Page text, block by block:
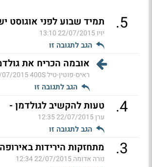
5
. תמיד שבוע לפני אוגוסט
יויו22/07/2015 13:10
הגב לתגובה זו
אובמה הכריח את
ראיס-פוטין-טיל 400S 2015 16:34
הגב לתגובה זו
4
. טעות להקשיב לגולדמן -
ערן22/07/2015 12:35
הגב לתגובה זו
3
. מתחזקות הירידות
נורה אדומה22/07/2015 12:34